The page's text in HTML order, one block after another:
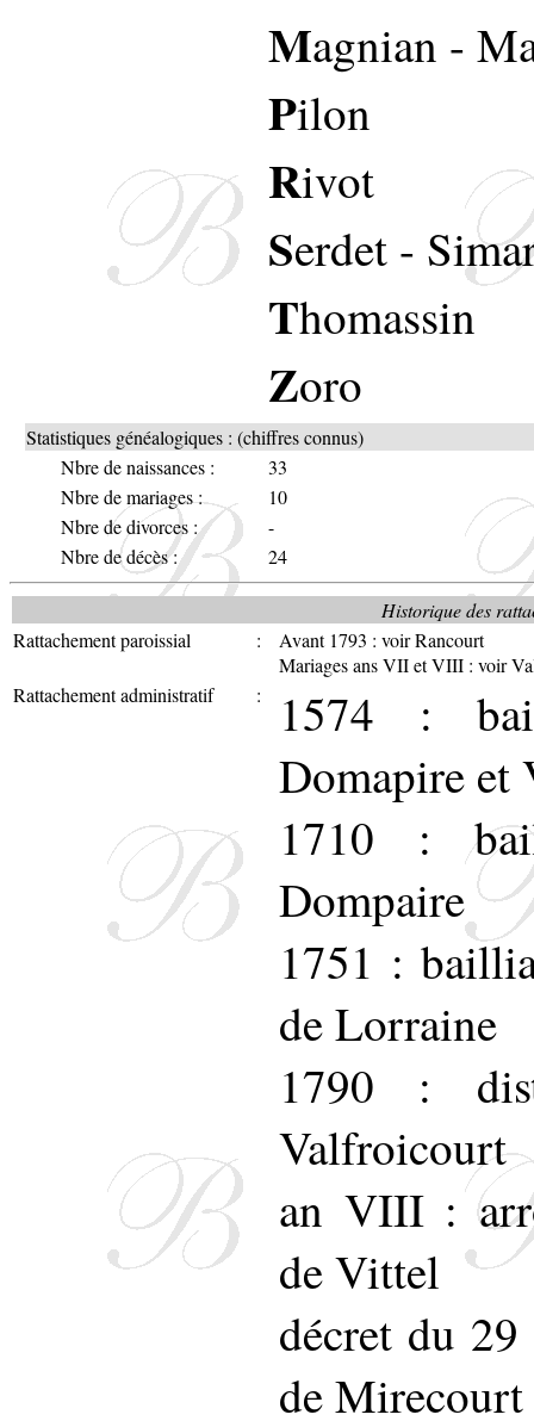
Magnian -
Pilon
Rivot
Serdet -
Thomassin
Zoro
Statistiques généalogiques : (chiffres connus)
Nbre de naissances :
33
Nbre de mariages :
10
Nbre de divorces :
-
Nbre de décès :
24
Historique des
Rattachement paroissial
:
Avant 1793 : voir Rancourt
Mariages ans VII et VIII : voir
Rattachement administratif
:
1574 :
Domapire et
1710 :
Dompaire
1751 :
de Lorraine
1790 :
Valfroicourt
an VIII :
de Vittel
décret du
de Mirecourt